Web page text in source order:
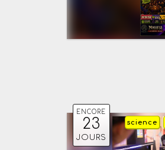
ENCORE
23
JOURS
science